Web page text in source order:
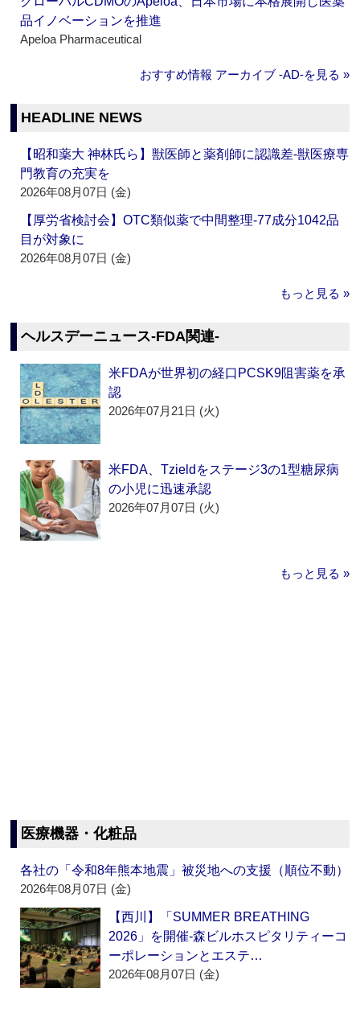
品イノベーションを推進
Apeloa Pharmaceutical
おすすめ情報 アーカイブ ‐AD‐を見る »
HEADLINE NEWS
【昭和薬大 神林氏ら】獣医師と薬剤師に認識差‐獣医療専
門教育の充実を
2026年08月07日 (金)
【厚労省検討会】OTC類似薬で中間整理‐77成分1042品
目が対象に
2026年08月07日 (金)
もっと見る »
ヘルスデーニュース‐FDA関連‐
米FDAが世界初の経口PCSK9阻害薬を承
認
2026年07月21日 (火)
米FDA、Tzieldをステージ3の1型糖尿病
の小児に迅速承認
2026年07月07日 (火)
もっと見る »
医療機器・化粧品
各社の「令和8年熊本地震」被災地への支援（順位不動）
2026年08月07日 (金)
【西川】「SUMMER BREATHING
2026」を開催‐森ビルホスピタリティーコ
ーポレーションとエステ…
2026年08月07日 (金)